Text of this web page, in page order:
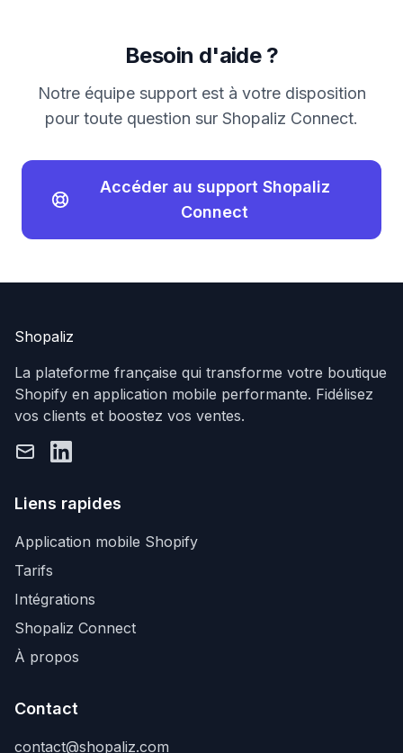
Besoin d'aide ?
Notre équipe support est à votre disposition
pour toute question sur Shopaliz Connect.
Accéder au support Shopaliz
Connect
Shopaliz
La plateforme française qui transforme votre boutique
Shopify en application mobile performante. Fidélisez
vos clients et boostez vos ventes.
Email
LinkedIn
Liens rapides
Application mobile Shopify
Tarifs
Intégrations
Shopaliz Connect
À propos
Contact
contact@shopaliz.com